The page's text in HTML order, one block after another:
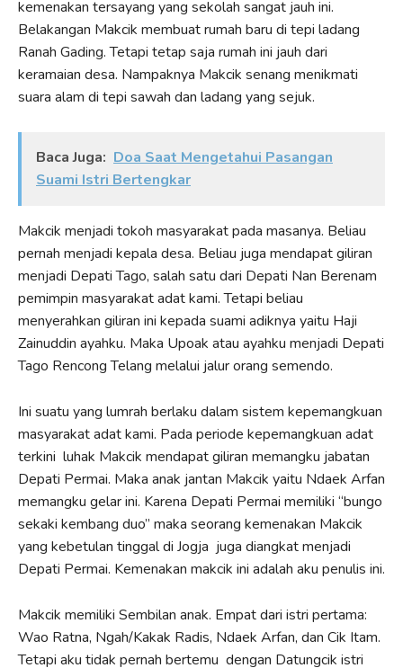
kemenakan tersayang yang sekolah sangat jauh ini.
Belakangan Makcik membuat rumah baru di tepi ladang
Ranah Gading. Tetapi tetap saja rumah ini jauh dari
keramaian desa. Nampaknya Makcik senang menikmati
suara alam di tepi sawah dan ladang yang sejuk.
Baca Juga: Doa Saat Mengetahui Pasangan
Suami Istri Bertengkar
Makcik menjadi tokoh masyarakat pada masanya. Beliau
pernah menjadi kepala desa. Beliau juga mendapat giliran
menjadi Depati Tago, salah satu dari Depati Nan Berenam
pemimpin masyarakat adat kami. Tetapi beliau
menyerahkan giliran ini kepada suami adiknya yaitu Haji
Zainuddin ayahku. Maka Upoak atau ayahku menjadi Depati
Tago Rencong Telang melalui jalur orang semendo.
Ini suatu yang lumrah berlaku dalam sistem kepemangkuan
masyarakat adat kami. Pada periode kepemangkuan adat
terkini luhak Makcik mendapat giliran memangku jabatan
Depati Permai. Maka anak jantan Makcik yaitu Ndaek Arfan
memangku gelar ini. Karena Depati Permai memiliki “bungo
sekaki kembang duo” maka seorang kemenakan Makcik
yang kebetulan tinggal di Jogja juga diangkat menjadi
Depati Permai. Kemenakan makcik ini adalah aku penulis ini.
Makcik memiliki Sembilan anak. Empat dari istri pertama:
Wao Ratna, Ngah/Kakak Radis, Ndaek Arfan, dan Cik Itam.
Tetapi aku tidak pernah bertemu dengan Datungcik istri